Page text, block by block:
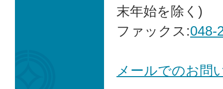
末年始を除く)
ファックス:048-
メールでのお問